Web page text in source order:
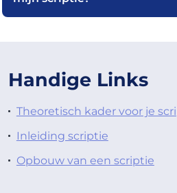
Handige Links
Theoretisch kader voor je
Inleiding scriptie
Opbouw van een scriptie